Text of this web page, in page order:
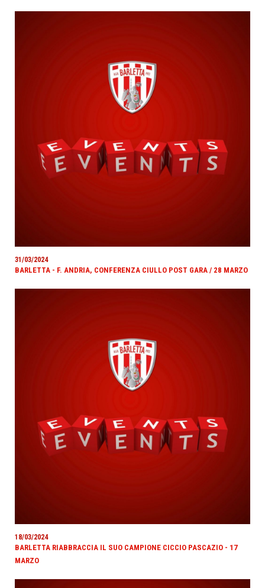
31/03/2024
BARLETTA - F. ANDRIA, CONFERENZA CIULLO POST GARA / 28 MARZO
18/03/2024
BARLETTA RIABBRACCIA IL SUO CAMPIONE CICCIO PASCAZIO - 17
MARZO